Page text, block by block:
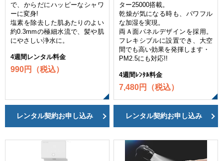
で、からだにハッピーなシャワ
ーに変身!
塩素を除去した肌あたりのよい
約0.3mmの極細水流で、髪や肌
にやさしい浄水に。
4週間レンタル料金
990円（税込）
レンタル契約お申し込み
ター25000搭載。
乾燥が気になる時も、パワフル
な加湿を実現。
両Ａ面パネルデザインを採用。
フレキシブルに設置でき、大空
間でも高い効果を発揮します・
PM2.5にも対応!!
4週間ﾚﾝﾀﾙ料金
7,480円（税込）
レンタル契約お申し込み